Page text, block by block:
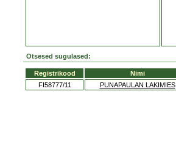
Otsesed sugulased:
Registrikood Nimi
FI58777/11
PUNAPAULAN LAKIMIES